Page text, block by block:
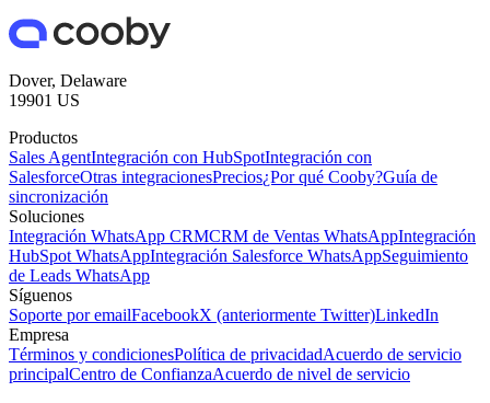
Dover, Delaware
19901 US
Productos
Sales AgentIntegración con HubSpotIntegración con
SalesforceOtras integracionesPrecios¿Por qué Cooby?Guía de
sincronización
Soluciones
Integración WhatsApp CRMCRM de Ventas WhatsAppIntegración
HubSpot WhatsAppIntegración Salesforce WhatsAppSeguimiento
de Leads WhatsApp
Síguenos
Soporte por emailFacebookX (anteriormente Twitter)LinkedIn
Empresa
Términos y condicionesPolítica de privacidadAcuerdo de servicio
principalCentro de ConfianzaAcuerdo de nivel de servicio